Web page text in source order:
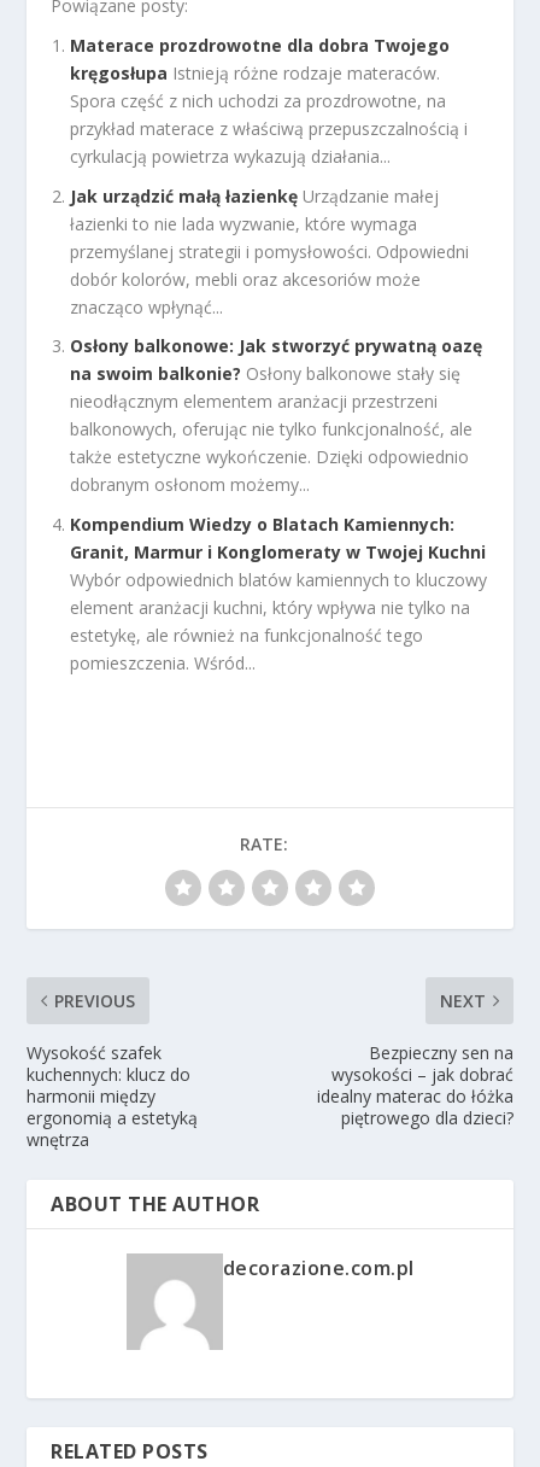
Powiązane posty:
Materace prozdrowotne dla dobra Twojego
kręgosłupa Istnieją różne rodzaje materaców.
Spora część z nich uchodzi za prozdrowotne, na
przykład materace z właściwą przepuszczalnością i
cyrkulacją powietrza wykazują działania...
Jak urządzić małą łazienkę Urządzanie małej
łazienki to nie lada wyzwanie, które wymaga
przemyślanej strategii i pomysłowości. Odpowiedni
dobór kolorów, mebli oraz akcesoriów może
znacząco wpłynąć...
Osłony balkonowe: Jak stworzyć prywatną oazę
na swoim balkonie? Osłony balkonowe stały się
nieodłącznym elementem aranżacji przestrzeni
balkonowych, oferując nie tylko funkcjonalność, ale
także estetyczne wykończenie. Dzięki odpowiednio
dobranym osłonom możemy...
Kompendium Wiedzy o Blatach Kamiennych:
Granit, Marmur i Konglomeraty w Twojej Kuchni
Wybór odpowiednich blatów kamiennych to kluczowy
element aranżacji kuchni, który wpływa nie tylko na
estetykę, ale również na funkcjonalność tego
pomieszczenia. Wśród...
RATE:
PREVIOUS
Wysokość szafek
kuchennych: klucz do
harmonii między
ergonomią a estetyką
wnętrza
NEXT
Bezpieczny sen na
wysokości – jak dobrać
idealny materac do łóżka
piętrowego dla dzieci?
ABOUT THE AUTHOR
decorazione.com.pl
RELATED POSTS